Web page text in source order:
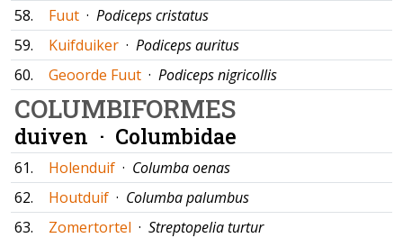
58.
Fuut · Podiceps cristatus
59.
Kuifduiker · Podiceps auritus
60.
Geoorde Fuut · Podiceps nigricollis
COLUMBIFORMES
duiven · Columbidae
61. Holenduif · Columba oenas
62.
Houtduif · Columba palumbus
63.
Zomertortel · Streptopelia turtur